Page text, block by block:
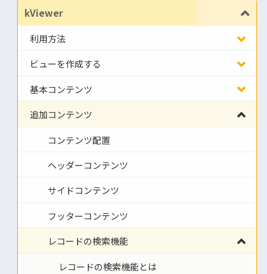
kViewer
利用方法
ビューを作成する
基本コンテンツ
追加コンテンツ
コンテンツ配置
ヘッダーコンテンツ
サイドコンテンツ
フッターコンテンツ
レコードの検索機能
レコードの検索機能とは